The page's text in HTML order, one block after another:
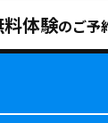
料体験のご予